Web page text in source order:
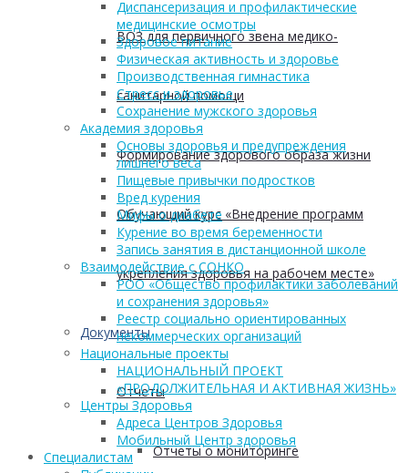
ВОЗ для первичного звена медико-
санитарной помощи
Формирование здорового образа жизни
Обучающий курс «Внедрение программ
укрепления здоровья на рабочем месте»
Документы
Отчеты
Отчеты о мониторинге
Диспансеризация и профилактические
медицинские осмотры
Здоровое питание
Физическая активность и здоровье
Производственная гимнастика
Стресс и здоровье
Сохранение мужского здоровья
Академия здоровья
Основы здоровья и предупреждения
лишнего веса
Пищевые привычки подростков
Вред курения
Мифы о диабете
Курение во время беременности
Запись занятия в дистанционной школе
Взаимодействие с СОНКО
РОО «Общество профилактики заболеваний
и сохранения здоровья»
Реестр социально ориентированных
некоммерческих организаций
Национальные проекты
НАЦИОНАЛЬНЫЙ ПРОЕКТ
«ПРОДОЛЖИТЕЛЬНАЯ И АКТИВНАЯ ЖИЗНЬ»
Центры Здоровья
Адреса Центров Здоровья
Мобильный Центр здоровья
Cпециалистам